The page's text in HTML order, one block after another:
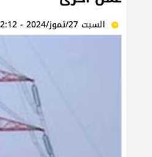
السبت 27/تموز/2024 - 02:12 م